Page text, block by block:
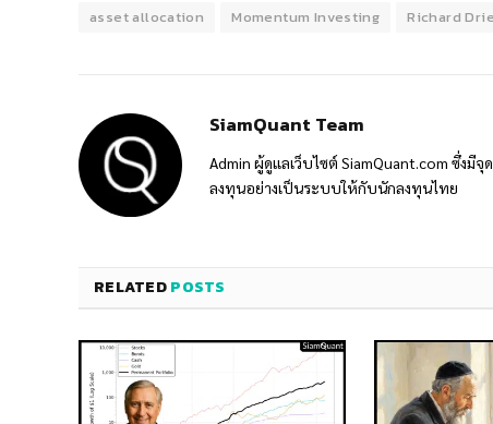
asset allocation Momentum Investing Richard
SiamQuant Team
Admin ผู้ดูแลเว็บไซต์ SiamQuant.com ซึ่งมี
ลงทุนอย่างเป็นระบบให้กับนักลงทุนไทย
RELATEDPOSTS